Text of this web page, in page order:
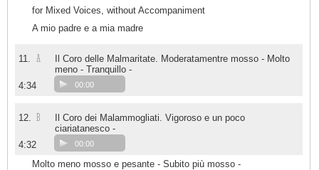
for Mixed Voices, without Accompaniment
A mio padre e a mia madre
11. A
Il Coro delle Malmaritate. Moderatamentre mosso - Molto
meno - Tranquillo -
4:34
00:00
12. B
Il Coro dei Malammogliati. Vigoroso e un poco
ciariatanesco -
4:32
00:00
Molto meno mosso e pesante - Subito più mosso -